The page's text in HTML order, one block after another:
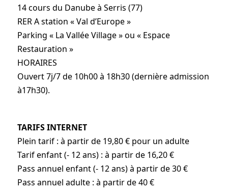
14 cours du Danube à Serris (77)
RER A station « Val d’Europe »
Parking « La Vallée Village » ou « Espace
Restauration »
HORAIRES
Ouvert 7j/7 de 10h00 à 18h30 (dernière admission
à17h30).
TARIFS INTERNET
Plein tarif : à partir de 19,80 € pour un adulte
Tarif enfant (- 12 ans) : à partir de 16,20 €
Pass annuel enfant (- 12 ans) à partir de 30 €
Pass annuel adulte : à partir de 40 €